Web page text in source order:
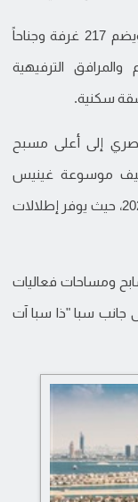
ويتألف المنتجع من برجين بارتفاع 77 طابقاً، ويضم 217 غرفة وجناحاً
الترفيهية
إلى أعلى مسبح
موسوعة غينيس
للأرقام القياسية الصادر في 31 مارس (آذار) 2021، حيث يوفر إطلالات
ومساحات فعاليات
جانب سبا "ذا سبا آت